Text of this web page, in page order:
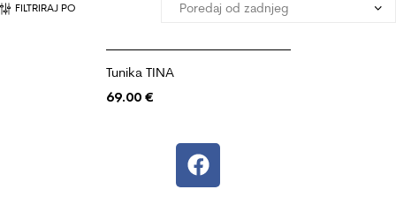
FILTRIRAJ PO
Tunika TINA
69.00 €